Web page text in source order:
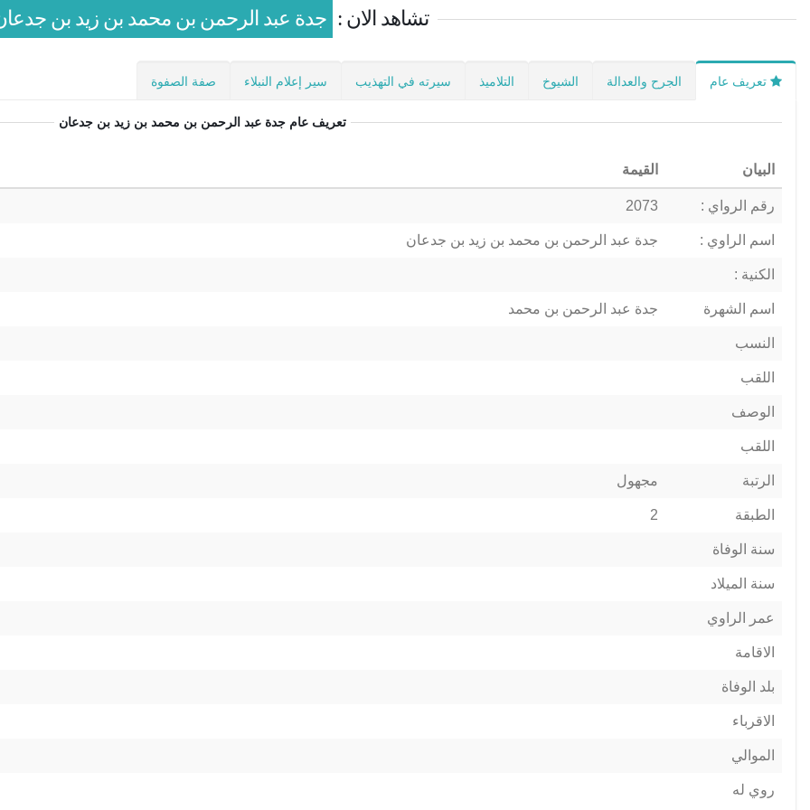
تشاهد الان : جدة عبد الرحمن بن محمد بن زيد بن
تعريف عام الجرح والعدالة الشيوخ التلاميذ سيرته في التهذيب سير إعلام النبلاء صفة الصفوة
تعريف عام جدة عبد الرحمن بن محمد بن زيد بن جدعان
البيان القيمة
رقم الرواي : 2073
اسم الراوي : جدة عبد الرحمن بن محمد بن زيد بن جدعان
الكنية :
اسم الشهرة جدة عبد الرحمن بن محمد
النسب
اللقب
الوصف
اللقب
الرتبة مجهول
الطبقة 2
سنة الوفاة
سنة الميلاد
عمر الراوي
الاقامة
بلد الوفاة
الاقرباء
الموالي
روي له